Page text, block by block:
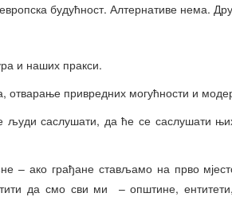
будућност. Алтернативе нема.
и наших пракси.
привредних могућности и
људи саслушати, да ће се саслушати
– ако грађане стављамо на прво
да смо сви ми – општине,